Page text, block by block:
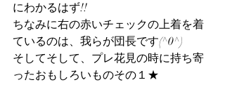
にわかるはず!!
ちなみに右の赤いチェックの上着を着
ているのは、我らが団長です(^0^)
そしてそして、プレ花見の時に持ち寄
ったおもしろいものその１★